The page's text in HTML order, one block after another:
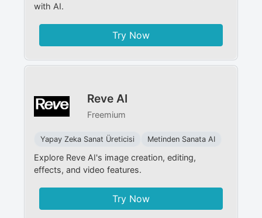
with AI.
Try Now
Reve AI
Freemium
Yapay Zeka Sanat Üreticisi Metinden Sanata AI
Explore Reve AI's image creation, editing,
effects, and video features.
Try Now